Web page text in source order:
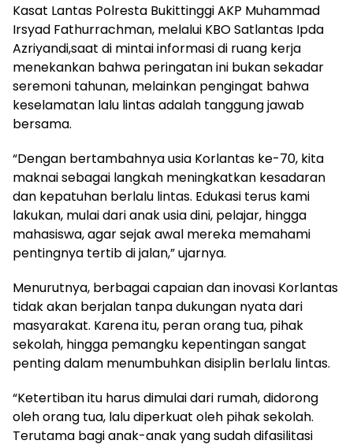
Kasat Lantas Polresta Bukittinggi AKP Muhammad
Irsyad Fathurrachman, melalui KBO Satlantas Ipda
Azriyandi,saat di mintai informasi di ruang kerja
menekankan bahwa peringatan ini bukan sekadar
seremoni tahunan, melainkan pengingat bahwa
keselamatan lalu lintas adalah tanggung jawab
bersama.
“Dengan bertambahnya usia Korlantas ke-70, kita
maknai sebagai langkah meningkatkan kesadaran
dan kepatuhan berlalu lintas. Edukasi terus kami
lakukan, mulai dari anak usia dini, pelajar, hingga
mahasiswa, agar sejak awal mereka memahami
pentingnya tertib di jalan,” ujarnya.
Menurutnya, berbagai capaian dan inovasi Korlantas
tidak akan berjalan tanpa dukungan nyata dari
masyarakat. Karena itu, peran orang tua, pihak
sekolah, hingga pemangku kepentingan sangat
penting dalam menumbuhkan disiplin berlalu lintas.
“Ketertiban itu harus dimulai dari rumah, didorong
oleh orang tua, lalu diperkuat oleh pihak sekolah.
Terutama bagi anak-anak yang sudah difasilitasi